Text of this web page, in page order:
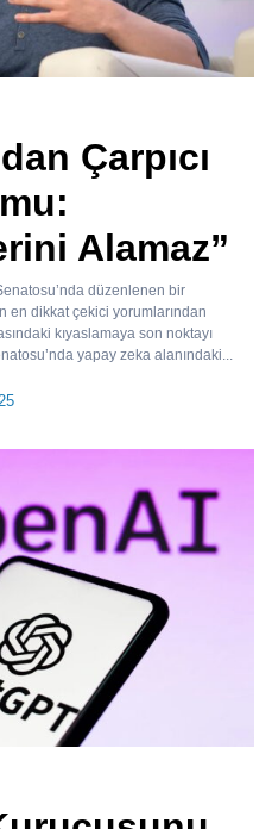
Çarpıcı
Alamaz”
düzenlenen bir
en dikkat çekici yorumlarından
kıyaslamaya son noktayı
yapay zeka alanındaki...